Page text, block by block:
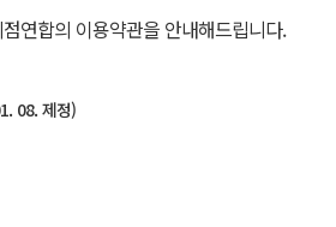
연합의 이용약관을 안내해드립니다.
08. 제정)